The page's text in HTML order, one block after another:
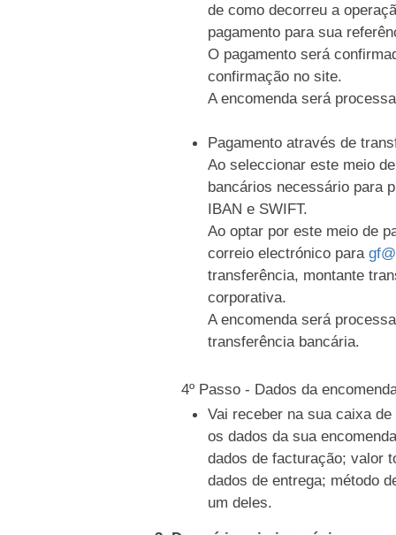
de como decorreu a
pagamento para sua
O pagamento será
confirmação no site.
A encomenda será
Pagamento através de
Ao seleccionar este meio
bancários necessário para
IBAN e SWIFT.
Ao optar por este meio de
correio electrónico para
transferência, montante
corporativa.
A encomenda será
transferência bancária.
4º Passo - Dados da
Vai receber na sua caixa
os dados da sua
dados de facturação; valor
dados de entrega; método
um deles.